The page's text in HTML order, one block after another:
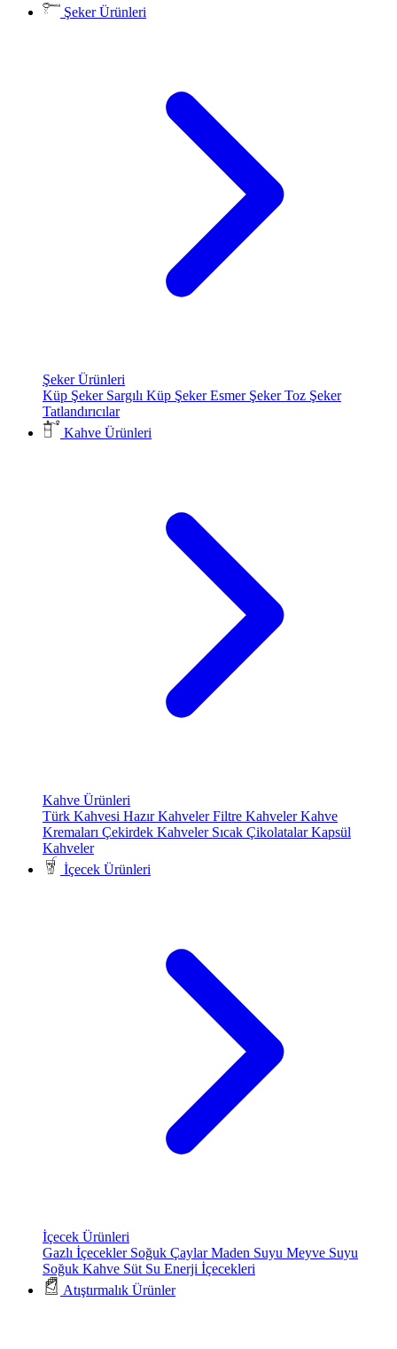
Şeker Ürünleri
Şeker Ürünleri
Küp Şeker Sargılı Küp ŞekerEsmer ŞekerToz Şeker
Tatlandırıcılar
Kahve Ürünleri
Kahve Ürünleri
Türk Kahvesi Hazır KahvelerFiltre KahvelerKahve
Kremaları Çekirdek Kahveler Sıcak ÇikolatalarKapsül
Kahveler
İçecek Ürünleri
İçecek Ürünleri
Gazlı İçecekler Soğuk ÇaylarMaden Suyu Meyve Suyu
Soğuk Kahve Süt Su Enerji İçecekleri
Atıştırmalık Ürünler